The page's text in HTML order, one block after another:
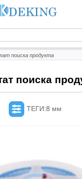
поиска продукта
поиска
ТЕГИ:8 мм